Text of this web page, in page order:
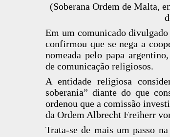
(Soberana Ordem de Malta,
Em um comunicado
confirmou que se nega a
nomeada pelo papa
de comunicação religiosos.
A entidade religiosa
soberania” diante do que
ordenou que a comissão
da Ordem Albrecht Freiherr
Trata-se de mais um passo